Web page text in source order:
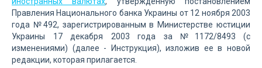
Правления Национального банка Украины от 12 ноября 2003
года №492, зарегистрированным в Министерстве юстиции
Украины 17 декабря 2003 года за №1172/8493 (с
изменениями) (далее - Инструкция), изложив ее в новой
редакции, которая прилагается.